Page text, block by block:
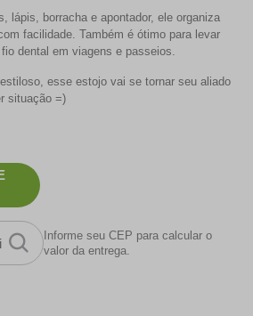
lápis, borracha e apontador, ele organiza
facilidade. Também é ótimo para levar
dental em viagens e passeios.
esse estojo vai se tornar seu aliado
situação =)
Informe seu CEP para calcular o
valor da entrega.